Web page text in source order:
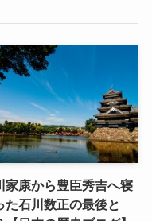
家康から豊臣秀吉へ寝
た石川数正の最後と